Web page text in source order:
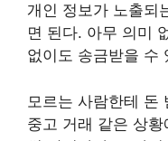
개인 정보가 노출되
면 된다. 아무 의미
없이도 송금받을 수
모르는 사람한테 돈
중고 거래 같은 상